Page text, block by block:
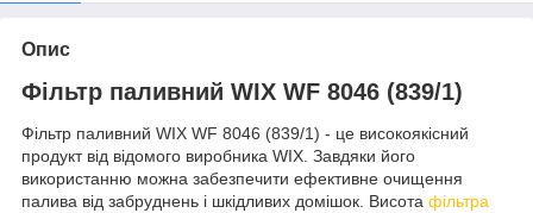
Опис
Фільтр паливний WIX WF 8046 (839/1)
Фільтр паливний WIX WF 8046 (839/1) - це високоякісний
продукт від відомого виробника WIX. Завдяки його
використанню можна забезпечити ефективне очищення
палива від забруднень і шкідливих домішок. Висота фільтра